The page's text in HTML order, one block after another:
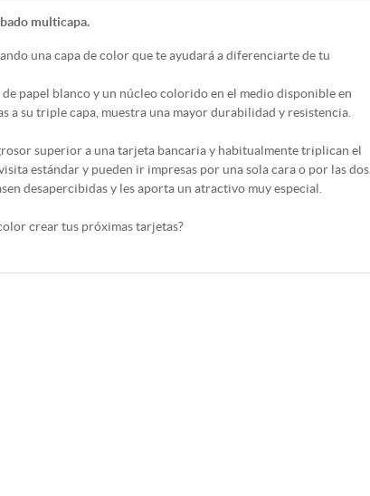
multicapa.
una capa de color que te ayudará a diferenciarte de tu
de papel blanco y un núcleo colorido en el medio disponible en
a su triple capa, muestra una mayor durabilidad y resistencia.
superior a una tarjeta bancaria y habitualmente triplican el
estándar y pueden ir impresas por una sola cara o por las dos.
desapercibidas y les aporta un atractivo muy especial.
crear tus próximas tarjetas?